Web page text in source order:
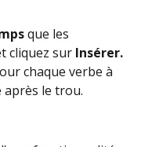
que les
cliquez sur Insérer.
chaque verbe à
le trou.